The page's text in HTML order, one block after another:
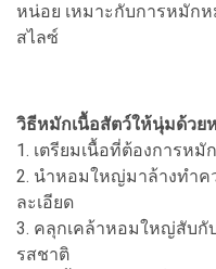
หน่อย เหมาะกับการหมัก
สไลซ์
วิธีหมักเนื้อสัตว์ให้นุ่มด้ว
1. เตรียมเนื้อที่ต้องการหมัก
2. นำหอมใหญ่มาล้างทำค
ละเอียด
3. คลุกเคล้าหอมใหญ่สับกั
รสชาติ